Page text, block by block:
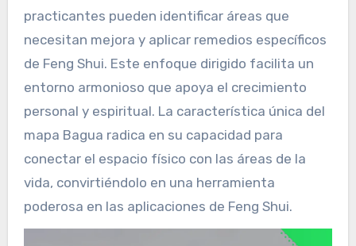
practicantes pueden identificar áreas que
necesitan mejora y aplicar remedios específicos
de Feng Shui. Este enfoque dirigido facilita un
entorno armonioso que apoya el crecimiento
personal y espiritual. La característica única del
mapa Bagua radica en su capacidad para
conectar el espacio físico con las áreas de la
vida, convirtiéndolo en una herramienta
poderosa en las aplicaciones de Feng Shui.